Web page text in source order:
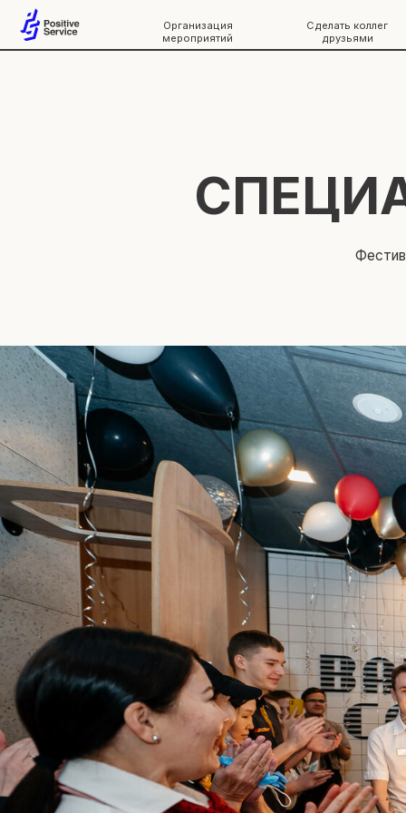
Сделать коллег
друзьями
Организация
мероприятий